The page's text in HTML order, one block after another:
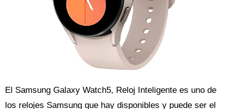
El Samsung Galaxy Watch5, Reloj Inteligente es uno de
los relojes Samsung que hay disponibles y puede ser el